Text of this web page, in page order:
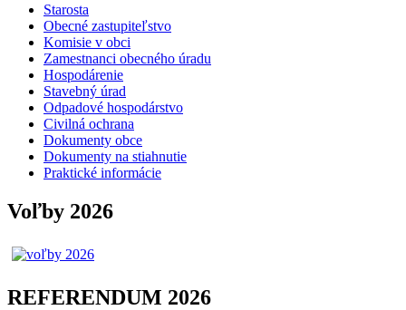
Starosta
Obecné zastupiteľstvo
Komisie v obci
Zamestnanci obecného úradu
Hospodárenie
Stavebný úrad
Odpadové hospodárstvo
Civilná ochrana
Dokumenty obce
Dokumenty na stiahnutie
Praktické informácie
Voľby 2026
REFERENDUM 2026